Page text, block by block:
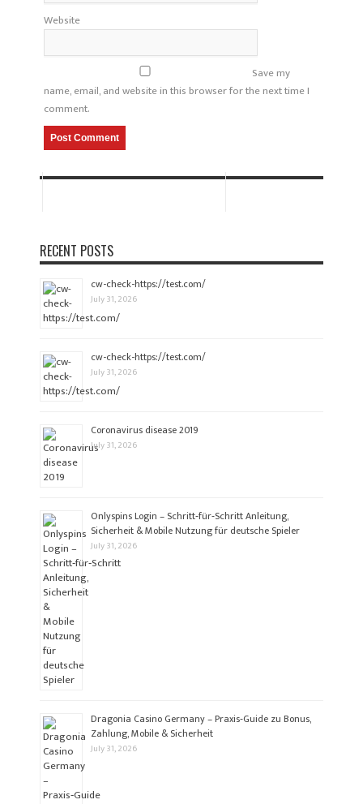
Website
Save my
name, email, and website in this browser for the next time I
comment.
RECENT POSTS
cw-check-https://test.com/
July 31, 2026
cw-check-https://test.com/
July 31, 2026
Coronavirus disease 2019
July 31, 2026
Onlyspins Login – Schritt‑für‑Schritt Anleitung,
Sicherheit & Mobile Nutzung für deutsche Spieler
July 31, 2026
Dragonia Casino Germany – Praxis‑Guide zu Bonus,
Zahlung, Mobile & Sicherheit
July 31, 2026